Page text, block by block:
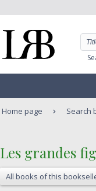
Home page Search
‎Les grandes
All books of this